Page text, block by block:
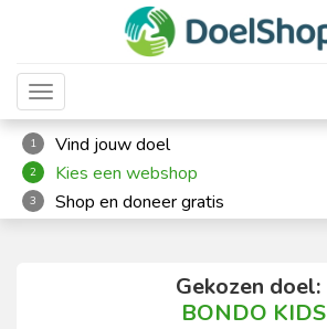
Toggle navigation
1 Vind jouw doel
2 Kies een webshop
3 Shop en doneer gratis
Gekozen doel:
BONDO KIDS